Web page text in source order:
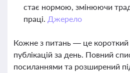
стає нормою, змінюючи
праці. Джерело
Кожне з питань — це короткий
публікацій за день. Повний
посиланнями та розширений